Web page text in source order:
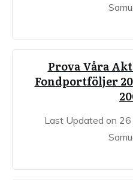
Prova Våra
Fondportföljer
Last Updated on